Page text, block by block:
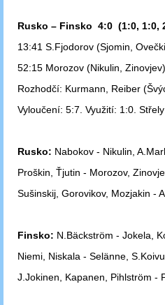
Rusko – Finsko 4:0 (1:0, 1:0,
13:41 S.Fjodorov (Sjomin,
52:15 Morozov (Nikulin,
Rozhodčí: Kurmann, Reiber
Vyloučení: 5:7. Využití: 1:0.
Rusko: Nabokov - Nikulin,
Proškin, Ťjutin - Morozov,
Sušinskij, Gorovikov, Mozjakin -
Finsko: N.Bäckström - Jokela,
Niemi, Niskala - Selänne,
J.Jokinen, Kapanen, Pihlström -